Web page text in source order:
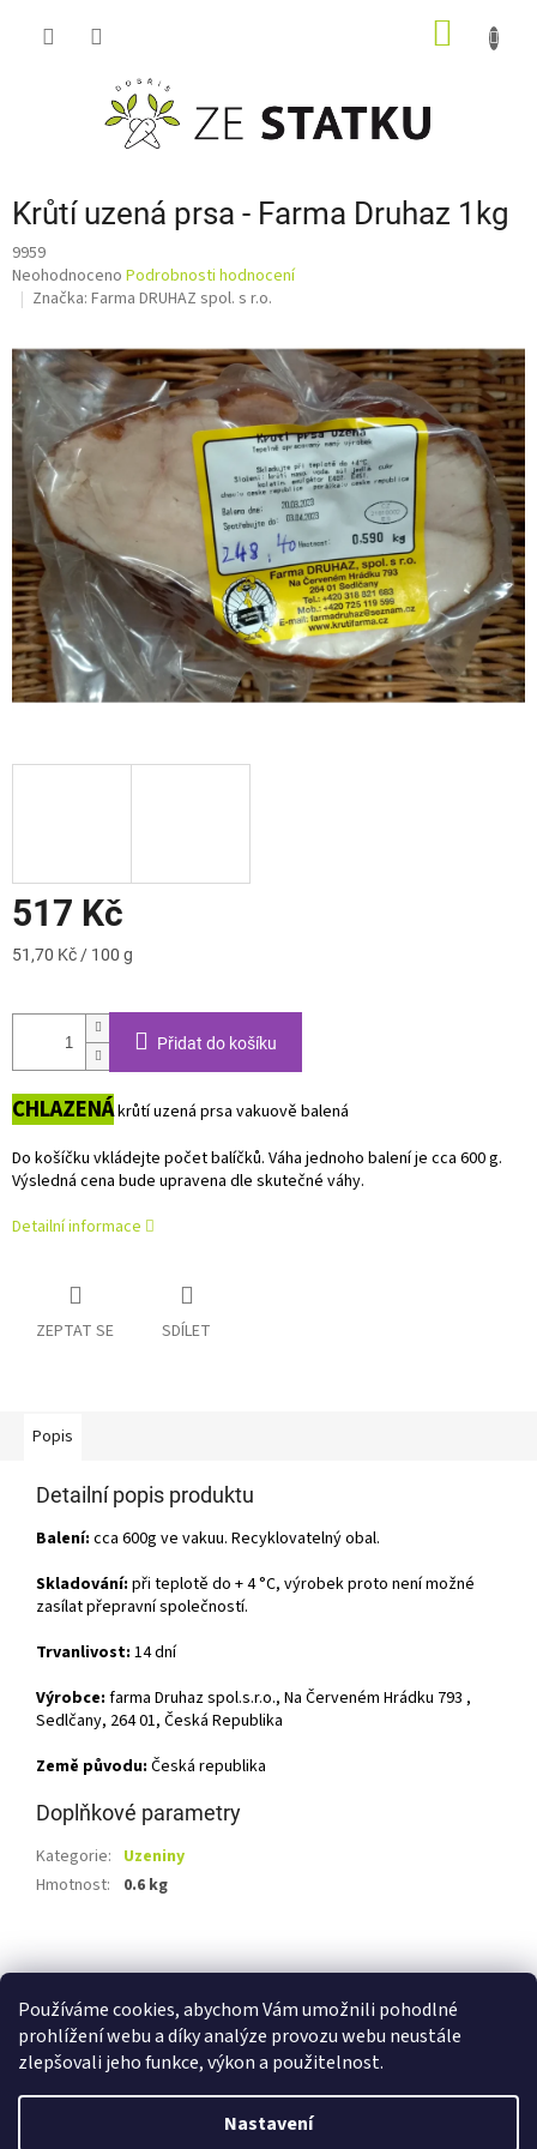
Používáme cookies, abychom Vám umožnili pohodlné
prohlížení webu a díky analýze provozu webu neustále
zlepšovali jeho funkce, výkon a použitelnost.
Nastavení
Krůtí uzená prsa - Farma Druhaz 1kg
9959
Průměrné
hodnocení
je
0,0
z
5
hvězdiček.
Neohodnoceno Podrobnosti hodnocení
Značka: Farma DRUHAZ spol. s r.o.
517 Kč
Měrná
51,70 Kč / 100 g
Přidat do košíku
CHLAZENÁkrůtí uzená prsa vakuově balená
Do košíčku vkládejte počet balíčků. Váha jednoho balení je cca 600 g.
Výsledná cena bude upravena dle skutečné váhy.
Detailní informace
ZEPTAT SE SDÍLET
Popis
Detailní popis produktu
Balení: cca 600g ve vakuu. Recyklovatelný obal.
Skladování: při teplotě do + 4 °C, výrobek proto není možné
zasílat přepravní společností.
Trvanlivost: 14 dní
Výrobce: farma Druhaz spol.s.r.o., Na Červeném Hrádku 793 ,
Sedlčany, 264 01, Česká Republika
Země původu: Česká republika
Doplňkové parametry
Kategorie: Uzeniny
Hmotnost: 0.6 kg
á